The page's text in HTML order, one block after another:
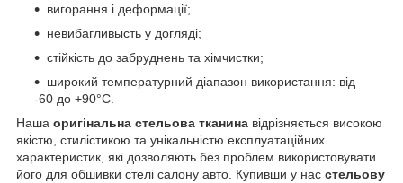
вигорання і деформації;
невибагливысть у догляді;
стійкість до забруднень та хімчистки;
широкий температурний діапазон використання: від
-60 до +90°С.
Наша оригінальна стельова тканина відрізняється високою
якістю, стилістикою та унікальністю експлуатаційних
характеристик, які дозволяють без проблем використовувати
його для обшивки стелі салону авто. Купивши у нас стельову